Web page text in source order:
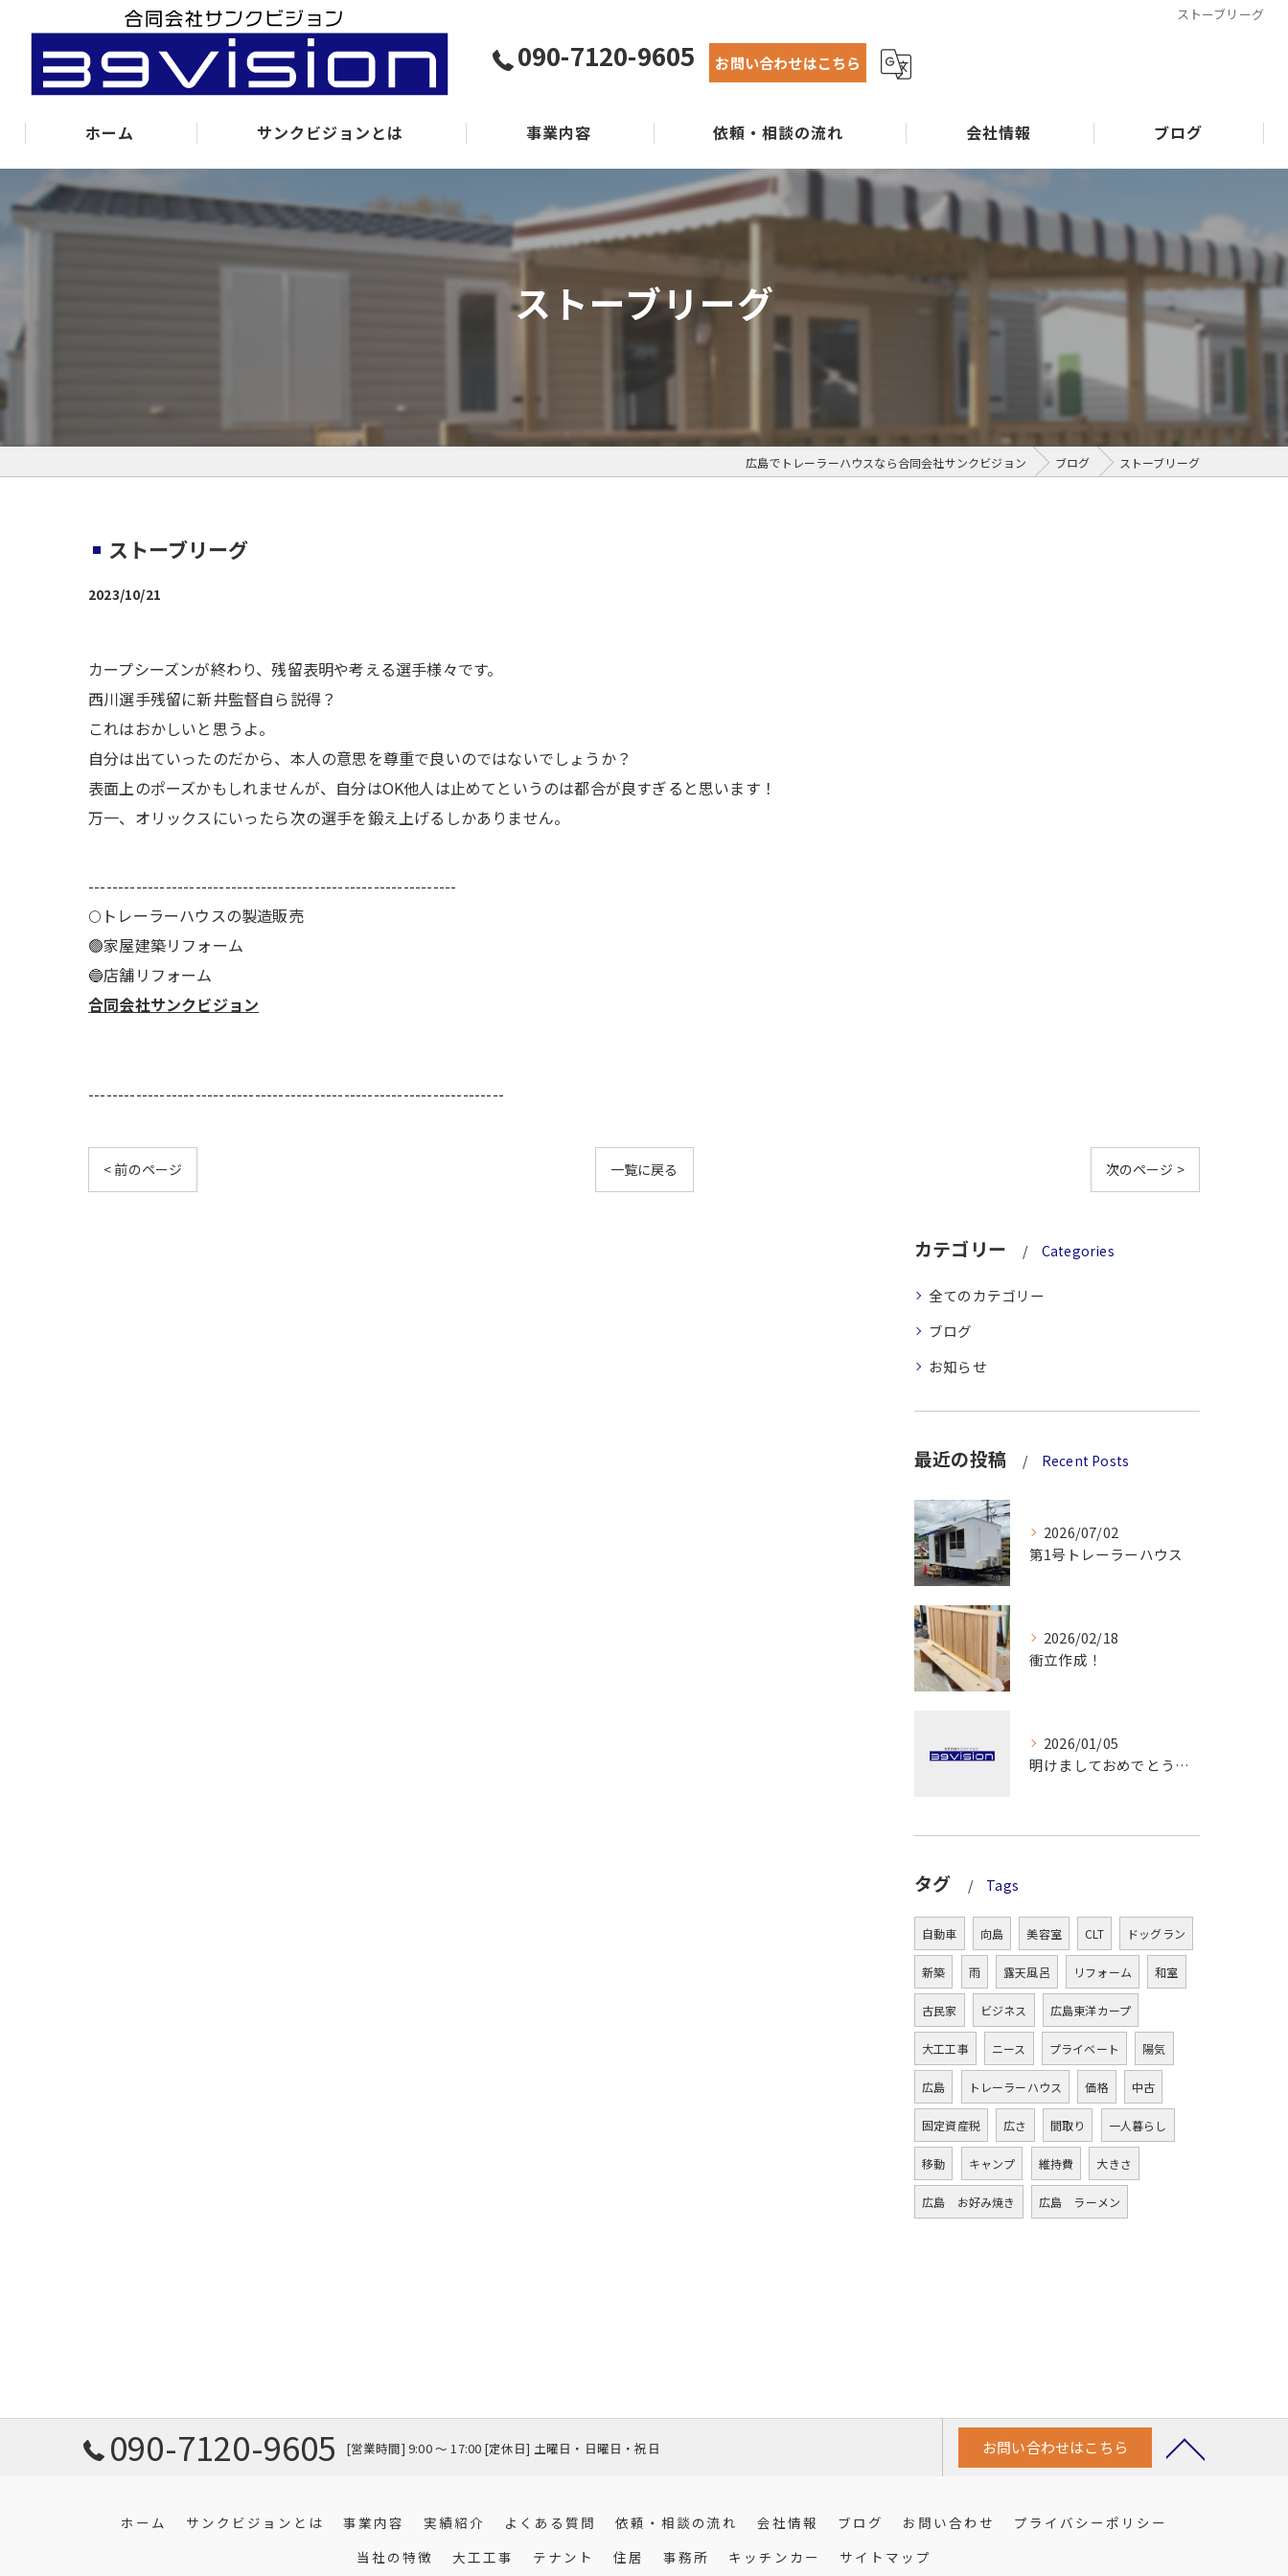
ストーブリーグ
090-7120-9605 お問い合わせはこちら
ホーム サンクビジョンとは 事業内容
よくある質問
依頼・相談の流れ 会社情報 ブログ
ストーブリーグ
広島でトレーラーハウスなら合同会社サンクビジョン ブログ ストーブリーグ
ストーブリーグ
2023/10/21
カープシーズンが終わり、残留表明や考える選手様々です。
西川選手残留に新井監督自ら説得？
これはおかしいと思うよ。
自分は出ていったのだから、本人の意思を尊重で良いのではないでしょうか？
表面上のポーズかもしれませんが、自分はOK他人は止めてというのは都合が良すぎると思います！
万一、オリックスにいったら次の選手を鍛え上げるしかありません。
--------------------------------------------------------------
🌕️トレーラーハウスの製造販売
🟢家屋建築リフォーム
🔵店舗リフォーム
合同会社サンクビジョン
----------------------------------------------------------------------
< 前のページ 一覧に戻る 次のページ >
カテゴリー Categories
全てのカテゴリー
ブログ
お知らせ
最近の投稿 Recent Posts
2026/07/02
第1号トレーラーハウス
2026/02/18
衝立作成！
2026/01/05
明けましておめでとうございます！
タグ Tags
自動車 向島 美容室 CLT ドッグラン
新築 雨 露天風呂 リフォーム 和室
古民家 ビジネス 広島東洋カープ
大工工事 ニース プライベート 陽気
広島 トレーラーハウス 価格 中古
固定資産税 広さ 間取り 一人暮らし
移動 キャンプ 維持費 大きさ
広島 お好み焼き 広島 ラーメン
090-7120-9605 [営業時間] 9:00 〜 17:00 [定休日] 土曜日・日曜日・祝日 お問い合わせはこちら
ホーム サンクビジョンとは 事業内容 実績紹介 よくある質問 依頼・相談の流れ 会社情報 ブログ お問い合わせ
プライバシーポリシー
当社の特徴
大工工事 テナント 住居 事務所 キッチンカー サイトマップ